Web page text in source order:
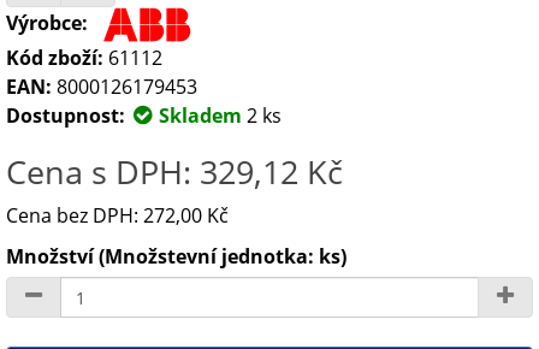
Výrobce:
Kód zboží: 61112
EAN: 8000126179453
Dostupnost:
Skladem 2 ks
Cena s DPH: 329,12 Kč
Cena bez DPH: 272,00 Kč
Množství (Množstevní jednotka: ks)